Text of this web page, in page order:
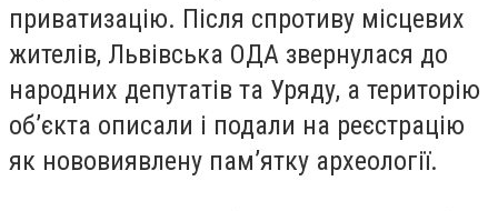
приватизацію. Після спротиву місцевих
жителів, Львівська ОДА звернулася до
народних депутатів та Уряду, а територію
об’єкта описали і подали на реєстрацію
як нововиявлену пам’ятку археології.